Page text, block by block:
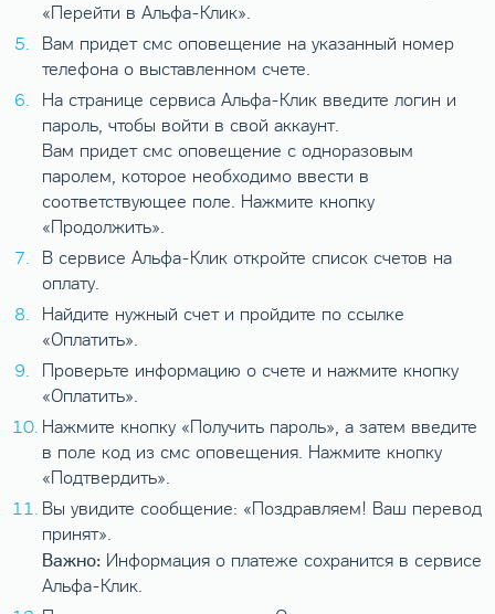
«Перейти в Альфа-Клик».
Вам придет смс оповещение на указанный номер
телефона о выставленном счете.
На странице сервиса Альфа-Клик введите логин и
пароль, чтобы войти в свой аккаунт.
Вам придет смс оповещение с одноразовым
паролем, которое необходимо ввести в
соответствующее поле. Нажмите кнопку
«Продолжить».
В сервисе Альфа-Клик откройте список счетов на
оплату.
Найдите нужный счет и пройдите по ссылке
«Оплатить».
Проверьте информацию о счете и нажмите кнопку
«Оплатить».
Нажмите кнопку «Получить пароль», а затем введите
в поле код из смс оповещения. Нажмите кнопку
«Подтвердить».
Вы увидите сообщение: «Поздравляем! Ваш перевод
принят».
Важно:Информация о платеже сохранится в сервисе
Альфа-Клик.